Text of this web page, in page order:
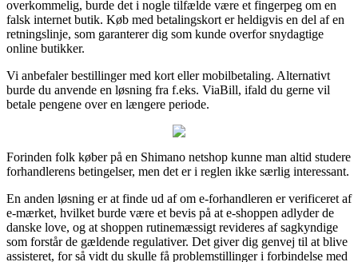
overkommelig, burde det i nogle tilfælde være et fingerpeg om en
falsk internet butik. Køb med betalingskort er heldigvis en del af en
retningslinje, som garanterer dig som kunde overfor snydagtige
online butikker.
Vi anbefaler bestillinger med kort eller mobilbetaling. Alternativt
burde du anvende en løsning fra f.eks. ViaBill, ifald du gerne vil
betale pengene over en længere periode.
Forinden folk køber på en Shimano netshop kunne man altid studere
forhandlerens betingelser, men det er i reglen ikke særlig interessant.
En anden løsning er at finde ud af om e-forhandleren er verificeret af
e-mærket, hvilket burde være et bevis på at e-shoppen adlyder de
danske love, og at shoppen rutinemæssigt revideres af sagkyndige
som forstår de gældende regulativer. Det giver dig genvej til at blive
assisteret, for så vidt du skulle få problemstillinger i forbindelse med